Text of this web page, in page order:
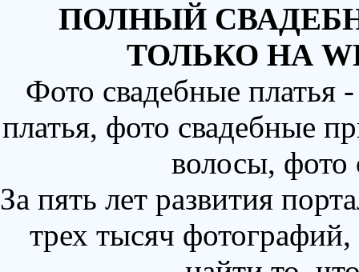
ПОЛНЫЙ
ТОЛЬКО НА
Фото свадебные
платья, фото свадебные
волосы,
За пять лет развития
трех тысяч